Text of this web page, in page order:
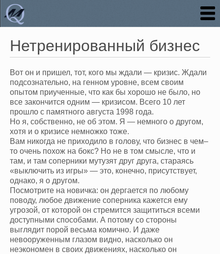
Нетренированный бизнес
Вот он и пришел, тот, кого мы ждали — кризис. Ждали
подсознательно, на генном уровне, всем своим
опытом приученные, что как бы хорошо не было, но
все закончится одним — кризисом. Всего 10 лет
прошло с памятного августа 1998 года.
Но я, собственно, не об этом. Я — немного о другом,
хотя и о кризисе немножко тоже.
Вам никогда не приходило в голову, что бизнес в чем–
то очень похож на бокс? Но не в том смысле, что и
там, и там соперники мутузят друг друга, стараясь
«выключить из игры» — это, конечно, присутствует,
однако, я о другом.
Посмотрите на новичка: он дергается по любому
поводу, любое движение соперника кажется ему
угрозой, от которой он стремится защититься всеми
доступными способами. А потому со стороны
выглядит порой весьма комично. И даже
невооруженным глазом видно, насколько он
неэкономен в своих движениях, насколько он